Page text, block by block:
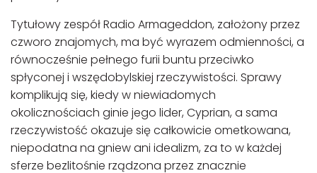
Tytułowy zespół Radio Armageddon, założony przez
czworo znajomych, ma być wyrazem odmienności, a
równocześnie pełnego furii buntu przeciwko
spłyconej i wszędobylskiej rzeczywistości. Sprawy
komplikują się, kiedy w niewiadomych
okolicznościach ginie jego lider, Cyprian, a sama
rzeczywistość okazuje się całkowicie ometkowana,
niepodatna na gniew ani idealizm, za to w każdej
sferze bezlitośnie rządzona przez znacznie